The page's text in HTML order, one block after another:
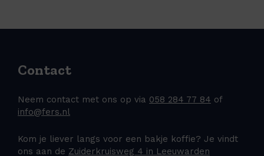
Contact
Neem contact met ons op via 058 284 77 84 of
info@fers.nl
Kom je liever langs voor een bakje koffie? Je vindt
ons aan de Zuiderkruisweg 4 in Leeuwarden